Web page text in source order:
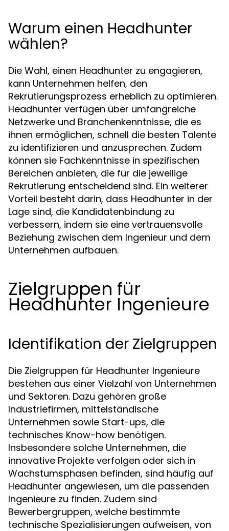
Warum einen Headhunter
wählen?
Die Wahl, einen Headhunter zu engagieren,
kann Unternehmen helfen, den
Rekrutierungsprozess erheblich zu optimieren.
Headhunter verfügen über umfangreiche
Netzwerke und Branchenkenntnisse, die es
ihnen ermöglichen, schnell die besten Talente
zu identifizieren und anzusprechen. Zudem
können sie Fachkenntnisse in spezifischen
Bereichen anbieten, die für die jeweilige
Rekrutierung entscheidend sind. Ein weiterer
Vorteil besteht darin, dass Headhunter in der
Lage sind, die Kandidatenbindung zu
verbessern, indem sie eine vertrauensvolle
Beziehung zwischen dem Ingenieur und dem
Unternehmen aufbauen.
Zielgruppen für
Headhunter Ingenieure
Identifikation der Zielgruppen
Die Zielgruppen für Headhunter Ingenieure
bestehen aus einer Vielzahl von Unternehmen
und Sektoren. Dazu gehören große
Industriefirmen, mittelständische
Unternehmen sowie Start-ups, die
technisches Know-how benötigen.
Insbesondere solche Unternehmen, die
innovative Projekte verfolgen oder sich in
Wachstumsphasen befinden, sind häufig auf
Headhunter angewiesen, um die passenden
Ingenieure zu finden. Zudem sind
Bewerbergruppen, welche bestimmte
technische Spezialisierungen aufweisen, von